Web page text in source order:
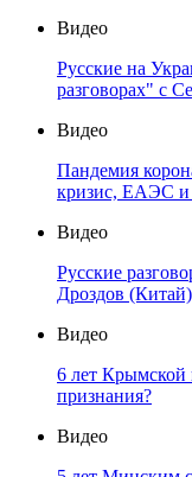
Видео
Русские на
разговорах" с
Видео
Пандемия
кризис, ЕАЭС и
Видео
Русские
Дроздов (Китай)
Видео
6 лет Крымской
признания?
Видео